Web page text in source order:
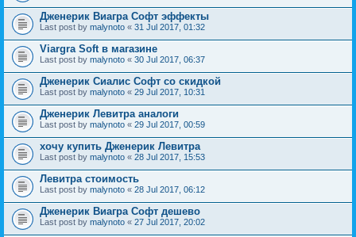
Дженерик Виагра Софт эффекты
Last post by malynoto « 31 Jul 2017, 01:32
Viargra Soft в магазине
Last post by malynoto « 30 Jul 2017, 06:37
Дженерик Сиалис Софт со скидкой
Last post by malynoto « 29 Jul 2017, 10:31
Дженерик Левитра аналоги
Last post by malynoto « 29 Jul 2017, 00:59
хочу купить Дженерик Левитра
Last post by malynoto « 28 Jul 2017, 15:53
Левитра стоимость
Last post by malynoto « 28 Jul 2017, 06:12
Дженерик Виагра Софт дешево
Last post by malynoto « 27 Jul 2017, 20:02